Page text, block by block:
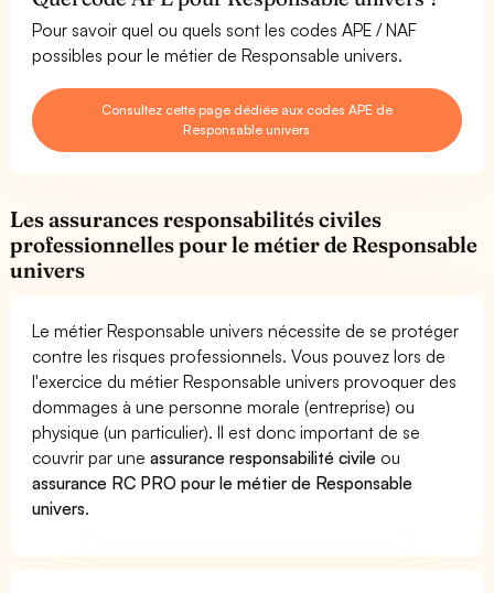
Pour savoir quel ou quels sont les codes APE / NAF
possibles pour le métier de Responsable univers.
Consultez cette page dédiée aux codes APE de
Responsable univers
Les assurances responsabilités civiles
professionnelles pour le métier de Responsable
univers
Le métier Responsable univers nécessite de se protéger
contre les risques professionnels. Vous pouvez lors de
l'exercice du métier Responsable univers provoquer des
dommages à une personne morale (entreprise) ou
physique (un particulier). Il est donc important de se
couvrir par uneassurance responsabilité civile ou
assurance RC PRO pour le métier de Responsable
univers.